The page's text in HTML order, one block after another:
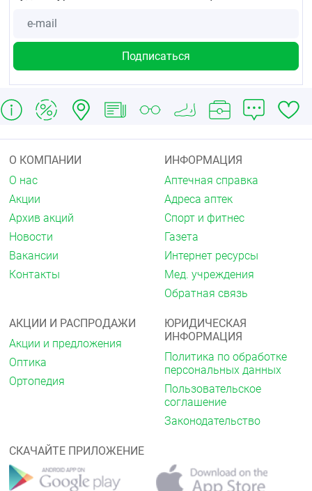
О КОМПАНИИ
О нас
Акции
Архив акций
Новости
Вакансии
Контакты
ИНФОРМАЦИЯ
Аптечная справка
Адреса аптек
Спорт и фитнес
Газета
Интернет ресурсы
Мед. учреждения
Обратная связь
АКЦИИ И РАСПРОДАЖИ
Акции и предложения
Оптика
Ортопедия
ЮРИДИЧЕСКАЯ
ИНФОРМАЦИЯ
Политика по обработке
персональных данных
Пользовательское
соглашение
Законодательство
СКАЧАЙТЕ ПРИЛОЖЕНИЕ